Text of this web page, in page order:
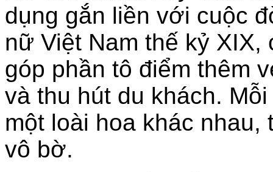
dụng gắn liền với cuộc
nữ Việt Nam thế kỷ
góp phần tô điểm thêm
và thu hút du khách.
một loài hoa khác
vô bờ.